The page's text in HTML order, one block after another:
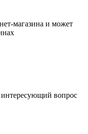
магазина и может
вопрос